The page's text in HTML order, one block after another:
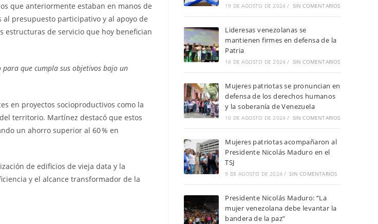
que anteriormente estaban en manos de
presupuesto participativo y al apoyo de
estructuras de servicio que hoy benefician
que cumpla sus objetivos bajo un
en proyectos socioproductivos como la
territorio. Martínez destacó que estos
un ahorro superior al 60 % en
de edificios de vieja data y la
y el alcance transformador de la
19 DE AGOSTO DE 2024 / SIN COMENTARIOS
Lideresas venezolanas se
mantienen firmes en defensa de la
Patria
14 DE AGOSTO DE 2024 / SIN COMENTARIOS
Mujeres patriotas se pronuncian en
defensa de los derechos humanos
y la soberanía de Venezuela
10 DE AGOSTO DE 2024 / SIN COMENTARIOS
Mujeres patriotas acompañaron al
Presidente Nicolás Maduro en el
TSJ
9 DE AGOSTO DE 2024 / SIN COMENTARIOS
Presidente Nicolás Maduro: “La
mujer venezolana debe levantar la
bandera de la paz”